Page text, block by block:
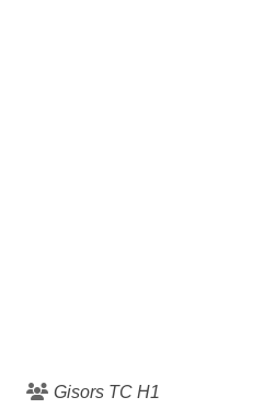
Gisors TC H1